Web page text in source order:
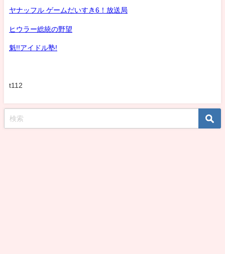
ヤナッフル ゲームだいすき6！放送局
ヒウラー総統の野望
魁!!アイドル塾!
t112